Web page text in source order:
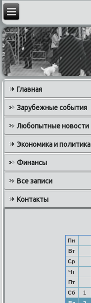
Главная
Зарубежные события
Любопытные новости
Экономика и политика
Финансы
Все записи
Контакты
Пн
Вт
Ср
Чт
Пт
Сб
1